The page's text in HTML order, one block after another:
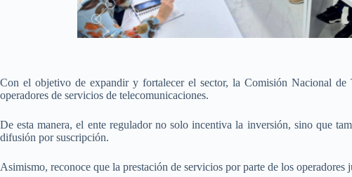
Con el objetivo de expandir y fortalecer el sector, la Comisión Nacional
operadores de servicios de telecomunicaciones.
De esta manera, el ente regulador no solo incentiva la inversión, sino que
difusión por suscripción.
Asimismo, reconoce que la prestación de servicios por parte de los